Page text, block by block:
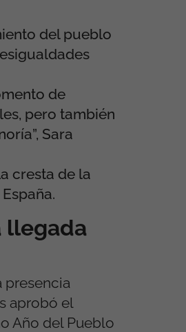
del pueblo
de
pero también
Sara
cresta de la
llegada
presencia
aprobó el
Año del Pueblo